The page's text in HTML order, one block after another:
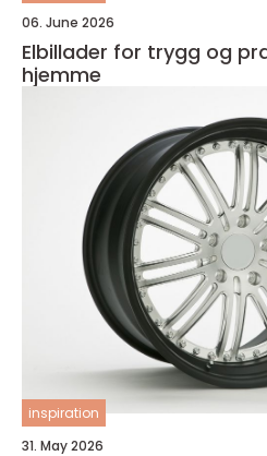
06. June 2026
Elbillader for trygg og
hjemme
inspiration
31. May 2026